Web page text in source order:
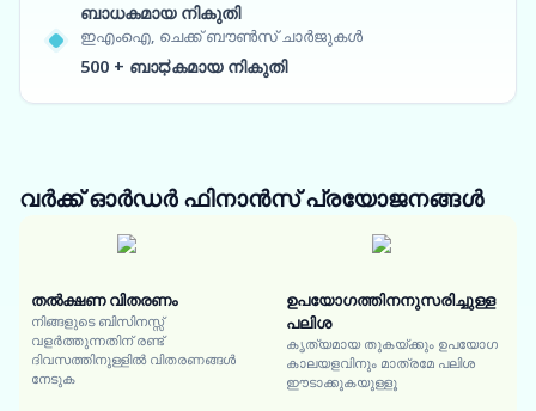
ബാധകമായ നികുതി
ഇഎംഐ, ചെക്ക് ബൗൺസ് ചാർജുകൾ
500 + ബാಧകമായ നികുതി
വർക്ക് ഓർഡർ ഫിനാൻസ്പ്രയോജനങ്ങൾ
തൽക്ഷണ വിതരണം
നിങ്ങളുടെ ബിസിനസ്സ്
വളർത്തുന്നതിന് രണ്ട്
ദിവസത്തിനുള്ളിൽ വിതരണങ്ങൾ
നേടുക
ഉപയോഗത്തിനനുസരിച്ചുള്ള
പലിശ
കൃത്യമായ തുകയ്ക്കും ഉപയോഗ
കാലയളവിനും മാത്രമേ പലിശ
ഈടാക്കുകയുള്ളൂ